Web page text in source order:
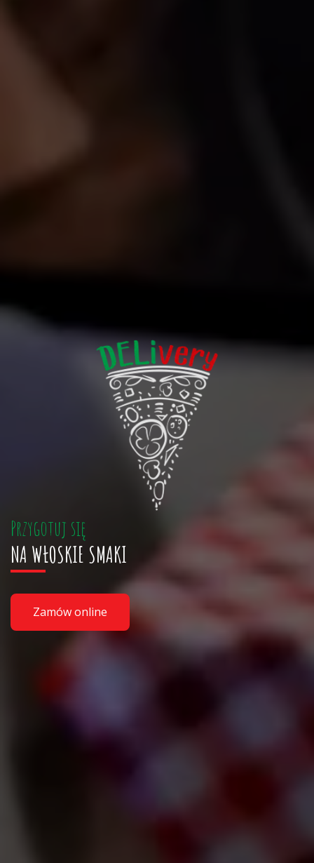
Przygotuj się
NA WŁOSKIE SMAKI
Zamów online